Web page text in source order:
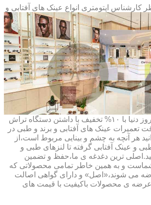
کارشناس اپتومتری انواع عینک های آفتابی و
طبی با عدسی های روز دنیا با ۱۰% تخفیف با داشتن دستگاه تراش
تعمیرات عینک های آفتابی و برند و طبی در
هر آنچه به چشم و بینایی مربوط است،از
و عینک آفتابی گرفته تا لنزهای طبی و
ترین دغدغه ی ما،حفظ و تضمین
و به همین خاطر تمامی محصولاتی که
می شوند،«اصل» و دارای گواهی اصالت
ی محصولات باکیفیت با قیمت های